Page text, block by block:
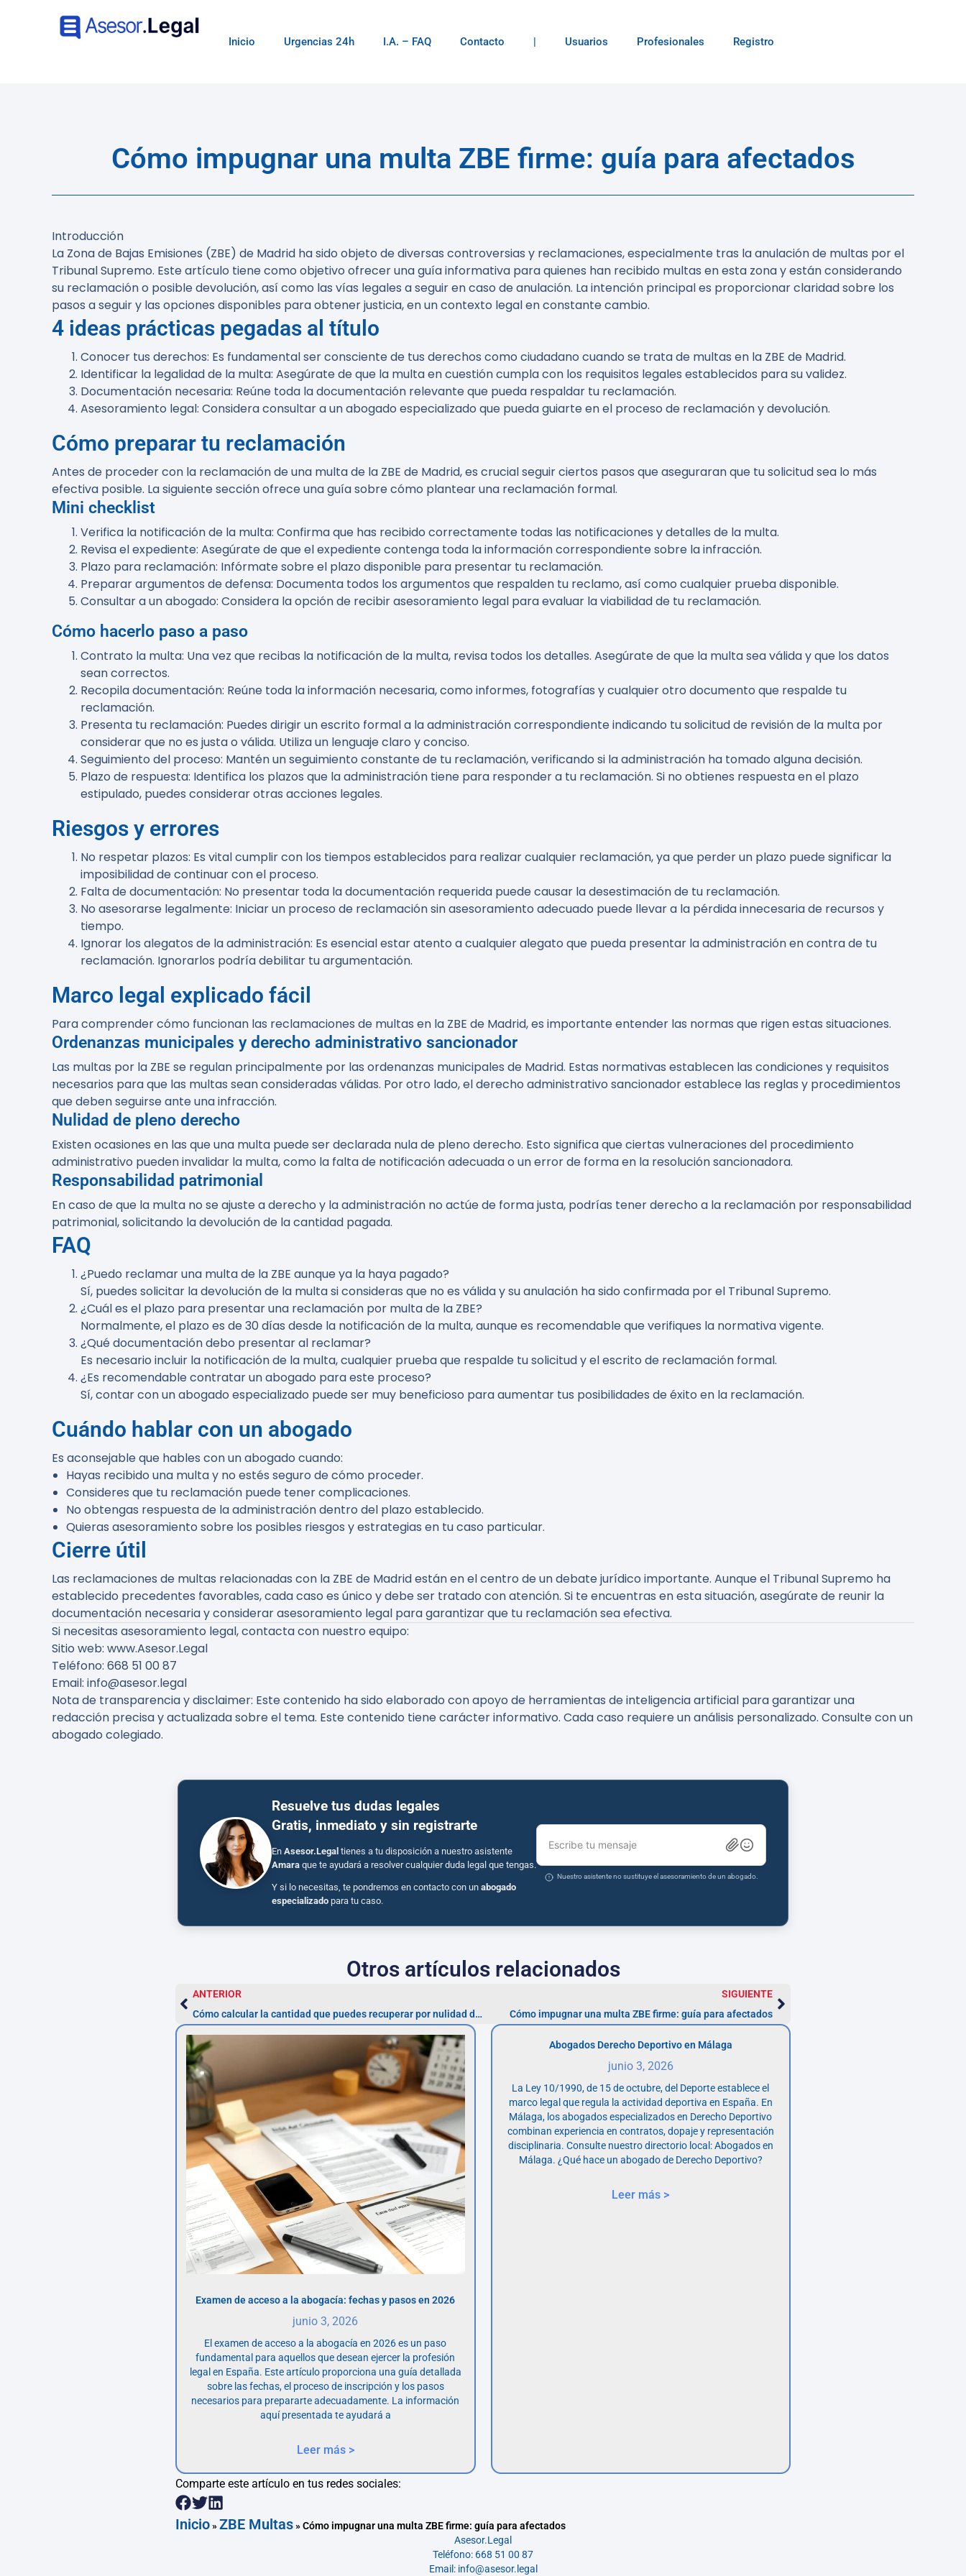
Inicio Urgencias 24h I.A. – FAQ Contacto | Usuarios Profesionales Registro
Cómo impugnar una multa ZBE firme: guía para afectados
Introducción
La Zona de Bajas Emisiones (ZBE) de Madrid ha sido objeto de diversas controversias y reclamaciones, especialmente tras la anulación de multas por el
Tribunal Supremo. Este artículo tiene como objetivo ofrecer una guía informativa para quienes han recibido multas en esta zona y están considerando
su reclamación o posible devolución, así como las vías legales a seguir en caso de anulación. La intención principal es proporcionar claridad sobre los
pasos a seguir y las opciones disponibles para obtener justicia, en un contexto legal en constante cambio.
4 ideas prácticas pegadas al título
Conocer tus derechos: Es fundamental ser consciente de tus derechos como ciudadano cuando se trata de multas en la ZBE de Madrid.
Identificar la legalidad de la multa: Asegúrate de que la multa en cuestión cumpla con los requisitos legales establecidos para su validez.
Documentación necesaria: Reúne toda la documentación relevante que pueda respaldar tu reclamación.
Asesoramiento legal: Considera consultar a un abogado especializado que pueda guiarte en el proceso de reclamación y devolución.
Cómo preparar tu reclamación
Antes de proceder con la reclamación de una multa de la ZBE de Madrid, es crucial seguir ciertos pasos que aseguraran que tu solicitud sea lo más
efectiva posible. La siguiente sección ofrece una guía sobre cómo plantear una reclamación formal.
Mini checklist
Verifica la notificación de la multa: Confirma que has recibido correctamente todas las notificaciones y detalles de la multa.
Revisa el expediente: Asegúrate de que el expediente contenga toda la información correspondiente sobre la infracción.
Plazo para reclamación: Infórmate sobre el plazo disponible para presentar tu reclamación.
Preparar argumentos de defensa: Documenta todos los argumentos que respalden tu reclamo, así como cualquier prueba disponible.
Consultar a un abogado: Considera la opción de recibir asesoramiento legal para evaluar la viabilidad de tu reclamación.
Cómo hacerlo paso a paso
Contrato la multa: Una vez que recibas la notificación de la multa, revisa todos los detalles. Asegúrate de que la multa sea válida y que los datos
sean correctos.
Recopila documentación: Reúne toda la información necesaria, como informes, fotografías y cualquier otro documento que respalde tu
reclamación.
Presenta tu reclamación: Puedes dirigir un escrito formal a la administración correspondiente indicando tu solicitud de revisión de la multa por
considerar que no es justa o válida. Utiliza un lenguaje claro y conciso.
Seguimiento del proceso: Mantén un seguimiento constante de tu reclamación, verificando si la administración ha tomado alguna decisión.
Plazo de respuesta: Identifica los plazos que la administración tiene para responder a tu reclamación. Si no obtienes respuesta en el plazo
estipulado, puedes considerar otras acciones legales.
Riesgos y errores
No respetar plazos: Es vital cumplir con los tiempos establecidos para realizar cualquier reclamación, ya que perder un plazo puede significar la
imposibilidad de continuar con el proceso.
Falta de documentación: No presentar toda la documentación requerida puede causar la desestimación de tu reclamación.
No asesorarse legalmente: Iniciar un proceso de reclamación sin asesoramiento adecuado puede llevar a la pérdida innecesaria de recursos y
tiempo.
Ignorar los alegatos de la administración: Es esencial estar atento a cualquier alegato que pueda presentar la administración en contra de tu
reclamación. Ignorarlos podría debilitar tu argumentación.
Marco legal explicado fácil
Para comprender cómo funcionan las reclamaciones de multas en la ZBE de Madrid, es importante entender las normas que rigen estas situaciones.
Ordenanzas municipales y derecho administrativo sancionador
Las multas por la ZBE se regulan principalmente por las ordenanzas municipales de Madrid. Estas normativas establecen las condiciones y requisitos
necesarios para que las multas sean consideradas válidas. Por otro lado, el derecho administrativo sancionador establece las reglas y procedimientos
que deben seguirse ante una infracción.
Nulidad de pleno derecho
Existen ocasiones en las que una multa puede ser declarada nula de pleno derecho. Esto significa que ciertas vulneraciones del procedimiento
administrativo pueden invalidar la multa, como la falta de notificación adecuada o un error de forma en la resolución sancionadora.
Responsabilidad patrimonial
En caso de que la multa no se ajuste a derecho y la administración no actúe de forma justa, podrías tener derecho a la reclamación por responsabilidad
patrimonial, solicitando la devolución de la cantidad pagada.
FAQ
¿Puedo reclamar una multa de la ZBE aunque ya la haya pagado?
Sí, puedes solicitar la devolución de la multa si consideras que no es válida y su anulación ha sido confirmada por el Tribunal Supremo.
¿Cuál es el plazo para presentar una reclamación por multa de la ZBE?
Normalmente, el plazo es de 30 días desde la notificación de la multa, aunque es recomendable que verifiques la normativa vigente.
¿Qué documentación debo presentar al reclamar?
Es necesario incluir la notificación de la multa, cualquier prueba que respalde tu solicitud y el escrito de reclamación formal.
¿Es recomendable contratar un abogado para este proceso?
Sí, contar con un abogado especializado puede ser muy beneficioso para aumentar tus posibilidades de éxito en la reclamación.
Cuándo hablar con un abogado
Es aconsejable que hables con un abogado cuando:
Hayas recibido una multa y no estés seguro de cómo proceder.
Consideres que tu reclamación puede tener complicaciones.
No obtengas respuesta de la administración dentro del plazo establecido.
Quieras asesoramiento sobre los posibles riesgos y estrategias en tu caso particular.
Cierre útil
Las reclamaciones de multas relacionadas con la ZBE de Madrid están en el centro de un debate jurídico importante. Aunque el Tribunal Supremo ha
establecido precedentes favorables, cada caso es único y debe ser tratado con atención. Si te encuentras en esta situación, asegúrate de reunir la
documentación necesaria y considerar asesoramiento legal para garantizar que tu reclamación sea efectiva.
Si necesitas asesoramiento legal, contacta con nuestro equipo:
Sitio web: www.Asesor.Legal
Teléfono: 668 51 00 87
Email: info@asesor.legal
Nota de transparencia y disclaimer: Este contenido ha sido elaborado con apoyo de herramientas de inteligencia artificial para garantizar una
redacción precisa y actualizada sobre el tema. Este contenido tiene carácter informativo. Cada caso requiere un análisis personalizado. Consulte con un
abogado colegiado.
Resuelve tus dudas legales
Gratis, inmediato y sin registrarte
En Asesor.Legal tienes a tu disposición a nuestro asistente
Amara que te ayudará a resolver cualquier duda legal que tengas.
Y si lo necesitas, te pondremos en contacto con un abogado
especializado para tu caso.
Escribe tu mensaje
Nuestro asistente no sustituye el asesoramiento de un abogado.
Otros artículos relacionados
ANTERIOR
Cómo calcular la cantidad que puedes recuperar por nulidad de préstamo
SIGUIENTE
Cómo impugnar una multa ZBE firme: guía para afectados
Examen de acceso a la abogacía: fechas y pasos en 2026
junio 3, 2026
El examen de acceso a la abogacía en 2026 es un paso
fundamental para aquellos que desean ejercer la profesión
legal en España. Este artículo proporciona una guía detallada
sobre las fechas, el proceso de inscripción y los pasos
necesarios para prepararte adecuadamente. La información
aquí presentada te ayudará a
Leer más >
Abogados Derecho Deportivo en Málaga
junio 3, 2026
La Ley 10/1990, de 15 de octubre, del Deporte establece el
marco legal que regula la actividad deportiva en España. En
Málaga, los abogados especializados en Derecho Deportivo
combinan experiencia en contratos, dopaje y representación
disciplinaria. Consulte nuestro directorio local: Abogados en
Málaga. ¿Qué hace un abogado de Derecho Deportivo?
Leer más >
Comparte este artículo en tus redes sociales:
Inicio»ZBE Multas»Cómo impugnar una multa ZBE firme: guía para afectados
Asesor.Legal
Teléfono: 668 51 00 87
Email: info@asesor.legal